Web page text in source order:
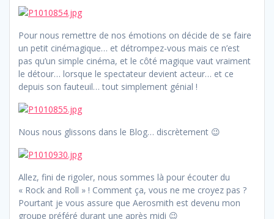
Pour nous remettre de nos émotions on décide de se faire
un petit cinémagique… et détrompez-vous mais ce n’est
pas qu’un simple cinéma, et le côté magique vaut vraiment
le détour… lorsque le spectateur devient acteur… et ce
depuis son fauteuil… tout simplement génial !
Nous nous glissons dans le Blog… discrètement 😉
Allez, fini de rigoler, nous sommes là pour écouter du
« Rock and Roll » ! Comment ça, vous ne me croyez pas ?
Pourtant je vous assure que Aerosmith est devenu mon
groupe préféré durant une après midi 😉